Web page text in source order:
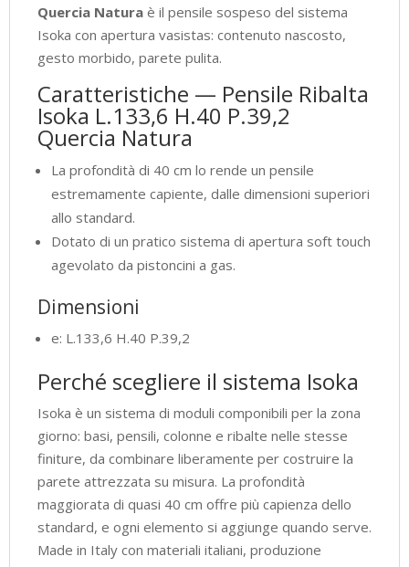
Quercia Natura è il pensile sospeso del sistema
Isoka con apertura vasistas: contenuto nascosto,
gesto morbido, parete pulita.
Caratteristiche — Pensile Ribalta
Isoka L.133,6 H.40 P.39,2
Quercia Natura
La profondità di 40 cm lo rende un pensile
estremamente capiente, dalle dimensioni superiori
allo standard.
Dotato di un pratico sistema di apertura soft touch
agevolato da pistoncini a gas.
Dimensioni
e: L.133,6 H.40 P.39,2
Perché scegliere il sistema Isoka
Isoka è un sistema di moduli componibili per la zona
giorno: basi, pensili, colonne e ribalte nelle stesse
finiture, da combinare liberamente per costruire la
parete attrezzata su misura. La profondità
maggiorata di quasi 40 cm offre più capienza dello
standard, e ogni elemento si aggiunge quando serve.
Made in Italy con materiali italiani, produzione